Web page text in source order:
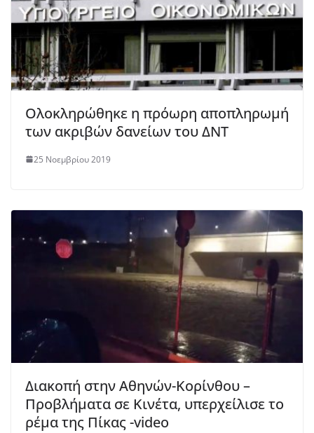
Ολοκληρώθηκε η πρόωρη αποπληρωμή
των ακριβών δανείων του ΔΝΤ
25 Νοεμβρίου 2019
Διακοπή στην Αθηνών-Κορίνθου –
Προβλήματα σε Κινέτα, υπερχείλισε το
ρέμα της Πίκας -video